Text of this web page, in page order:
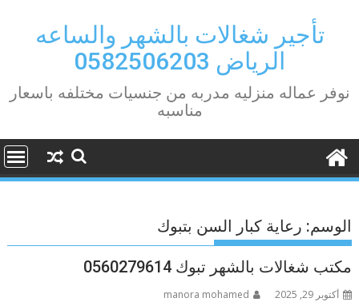
contentتأجير شغالات بالشهر والساعه
الرياض 0582506203
نوفر عماله منزليه مدربه من جنسيات مختلفه باسعار
مناسبه
الوسم: رعاية كبار السن بتبوك
مكتب شغالات بالشهر تبوك 0560279614
أكتوبر 29, 2025 manora mohamed